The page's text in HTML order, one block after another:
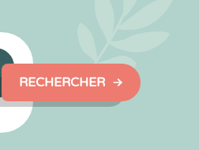
RECHERCHER